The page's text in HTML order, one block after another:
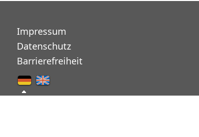
Impressum
Datenschutz
Barrierefreiheit